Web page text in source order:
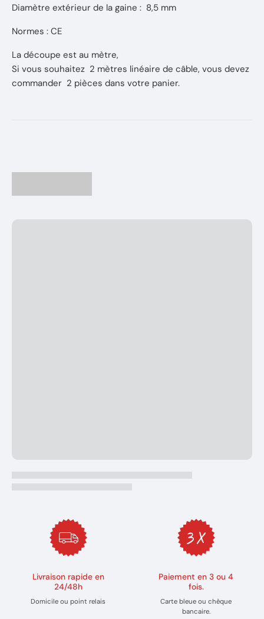
Diamètre extérieur de la gaine : 8,5 mm
Normes : CE
La découpe est au mètre,
Si vous souhaitez 2 mètres linéaire de câble, vous devez
commander 2 pièces dans votre panier.
Livraison rapide en
24/48h
Domicile ou point relais
Paiement en 3 ou 4
fois.
Carte bleue ou chèque
bancaire.